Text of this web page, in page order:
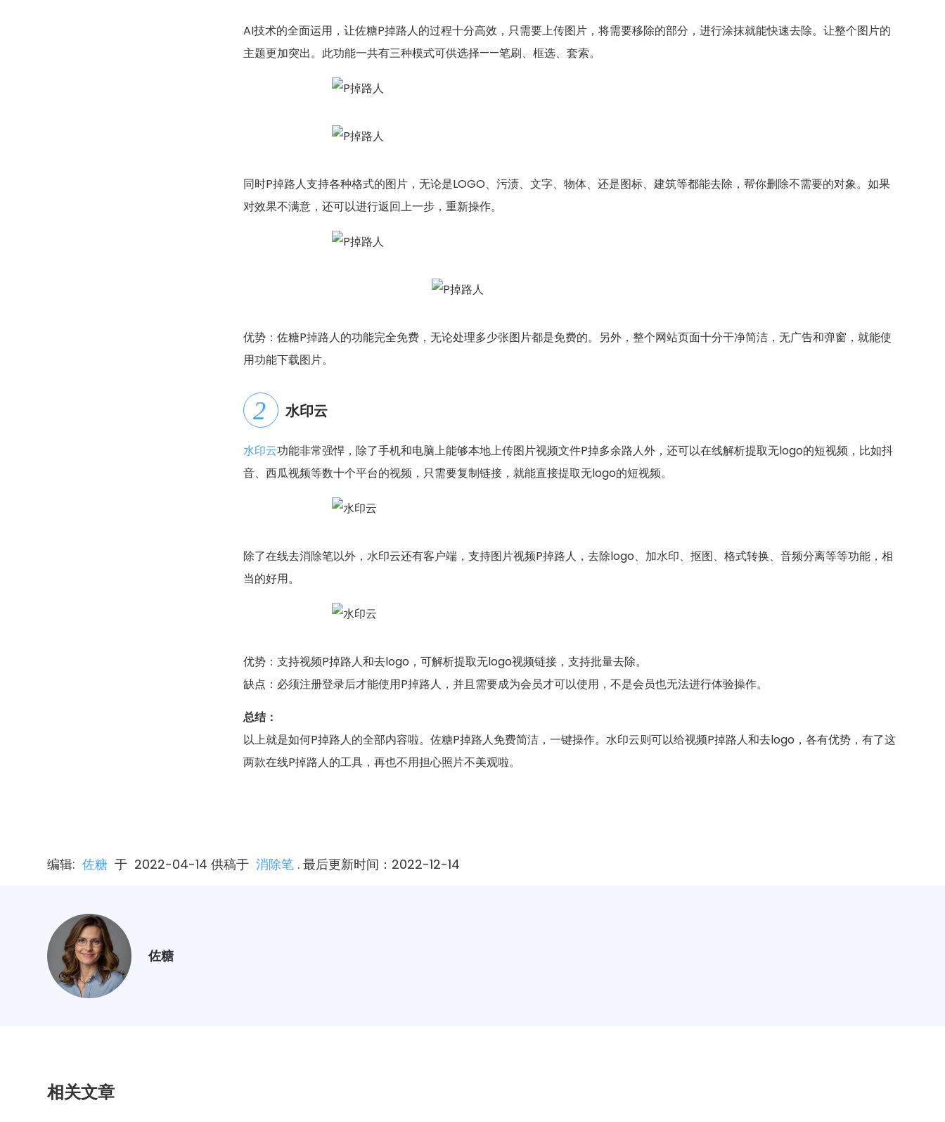
AI技术的全面运用，让佐糖P掉路人的过程十分高效，只需要上传图片，将需要移除的部分，进行涂抹就能快速去除。让整个图片的
主题更加突出。此功能一共有三种模式可供选择——笔刷、框选、套索。
同时P掉路人支持各种格式的图片，无论是LOGO、污渍、文字、物体、还是图标、建筑等都能去除，帮你删除不需要的对象。如果
对效果不满意，还可以进行返回上一步，重新操作。
优势：佐糖P掉路人的功能完全免费，无论处理多少张图片都是免费的。另外，整个网站页面十分干净简洁，无广告和弹窗，就能使
用功能下载图片。
水印云
水印云功能非常强悍，除了手机和电脑上能够本地上传图片视频文件P掉多余路人外，还可以在线解析提取无logo的短视频，比如抖
音、西瓜视频等数十个平台的视频，只需要复制链接，就能直接提取无logo的短视频。
除了在线去消除笔以外，水印云还有客户端，支持图片视频P掉路人，去除logo、加水印、抠图、格式转换、音频分离等等功能，相
当的好用。
优势：支持视频P掉路人和去logo，可解析提取无logo视频链接，支持批量去除。
缺点：必须注册登录后才能使用P掉路人，并且需要成为会员才可以使用，不是会员也无法进行体验操作。
总结：
以上就是如何P掉路人的全部内容啦。佐糖P掉路人免费简洁，一键操作。水印云则可以给视频P掉路人和去logo，各有优势，有了这
两款在线P掉路人的工具，再也不用担心照片不美观啦。
编辑: 佐糖 于 2022-04-14 供稿于 消除笔 . 最后更新时间：2022-12-14
佐糖
相关文章